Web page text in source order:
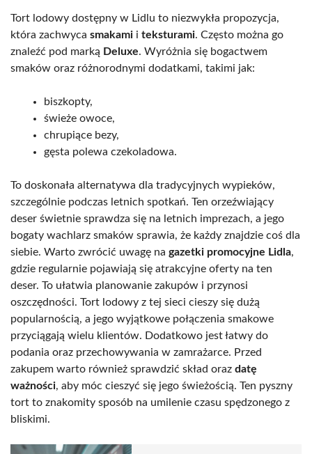
Tort lodowy dostępny w Lidlu to niezwykła propozycja,
która zachwyca smakami i teksturami. Często można go
znaleźć pod marką Deluxe. Wyróżnia się bogactwem
smaków oraz różnorodnymi dodatkami, takimi jak:
biszkopty,
świeże owoce,
chrupiące bezy,
gęsta polewa czekoladowa.
To doskonała alternatywa dla tradycyjnych wypieków,
szczególnie podczas letnich spotkań. Ten orzeźwiający
deser świetnie sprawdza się na letnich imprezach, a jego
bogaty wachlarz smaków sprawia, że każdy znajdzie coś dla
siebie. Warto zwrócić uwagę na gazetki promocyjne Lidla,
gdzie regularnie pojawiają się atrakcyjne oferty na ten
deser. To ułatwia planowanie zakupów i przynosi
oszczędności. Tort lodowy z tej sieci cieszy się dużą
popularnością, a jego wyjątkowe połączenia smakowe
przyciągają wielu klientów. Dodatkowo jest łatwy do
podania oraz przechowywania w zamrażarce. Przed
zakupem warto również sprawdzić skład oraz datę
ważności, aby móc cieszyć się jego świeżością. Ten pyszny
tort to znakomity sposób na umilenie czasu spędzonego z
bliskimi.